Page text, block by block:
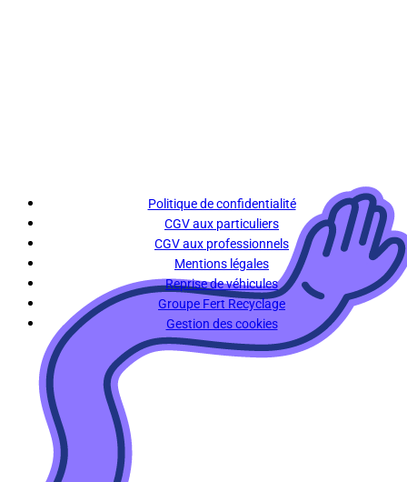
Politique de confidentialité
CGV aux particuliers
CGV aux professionnels
Mentions légales
Reprise de véhicules
Groupe Fert Recyclage
Gestion des cookies